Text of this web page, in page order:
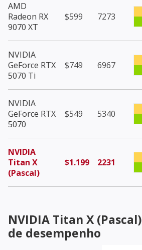
AMD
Radeon RX
9070 XT
$599 7273
NVIDIA
GeForce RTX
5070 Ti
$749 6967
NVIDIA
GeForce RTX
5070
$549 5340
NVIDIA
Titan X
(Pascal)
$1.199 2231
NVIDIA Titan X (Pascal)
de desempenho